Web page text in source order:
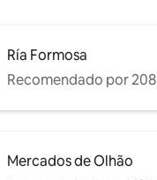
Ría Formosa
Recomendado por
Mercados de Olhão